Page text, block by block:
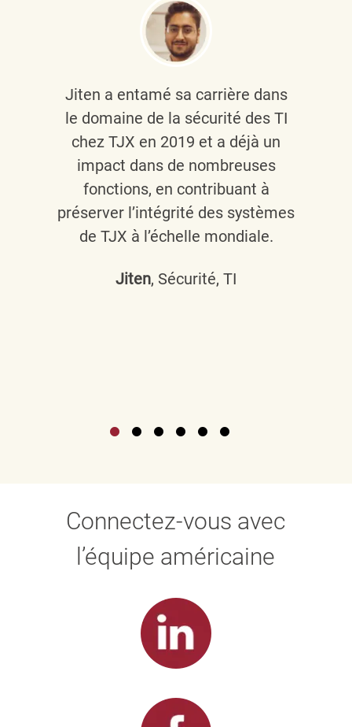
Jiten a entamé sa carrière dans
le domaine de la sécurité des TI
chez TJX en 2019 et a déjà un
impact dans de nombreuses
fonctions, en contribuant à
préserver l’intégrité des systèmes
de TJX à l’échelle mondiale.
Jiten, Sécurité, TI
Connectez-vous avec
l’équipe américaine